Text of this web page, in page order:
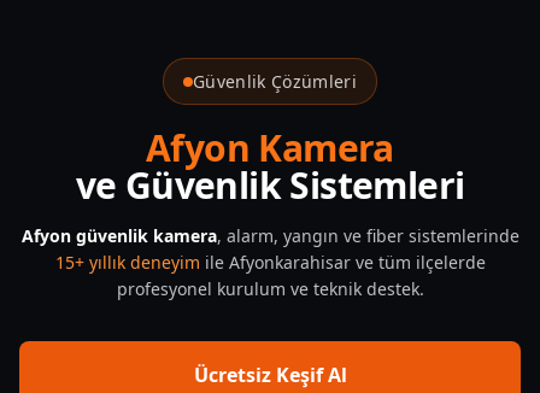
Güvenlik Çözümleri
Afyon Kamera
ve Güvenlik Sistemleri
Afyon güvenlik kamera, alarm, yangın ve fiber sistemlerinde
15+ yıllık deneyim ile Afyonkarahisar ve tüm ilçelerde
profesyonel kurulum ve teknik destek.
Ücretsiz Keşif Al